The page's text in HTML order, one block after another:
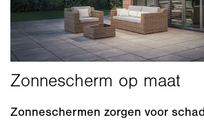
Zonneschermen zorgen voor